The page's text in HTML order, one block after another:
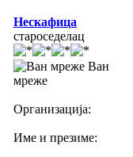
Нескафица
староседелац
Ван
мреже
Организација:
Име и презиме: